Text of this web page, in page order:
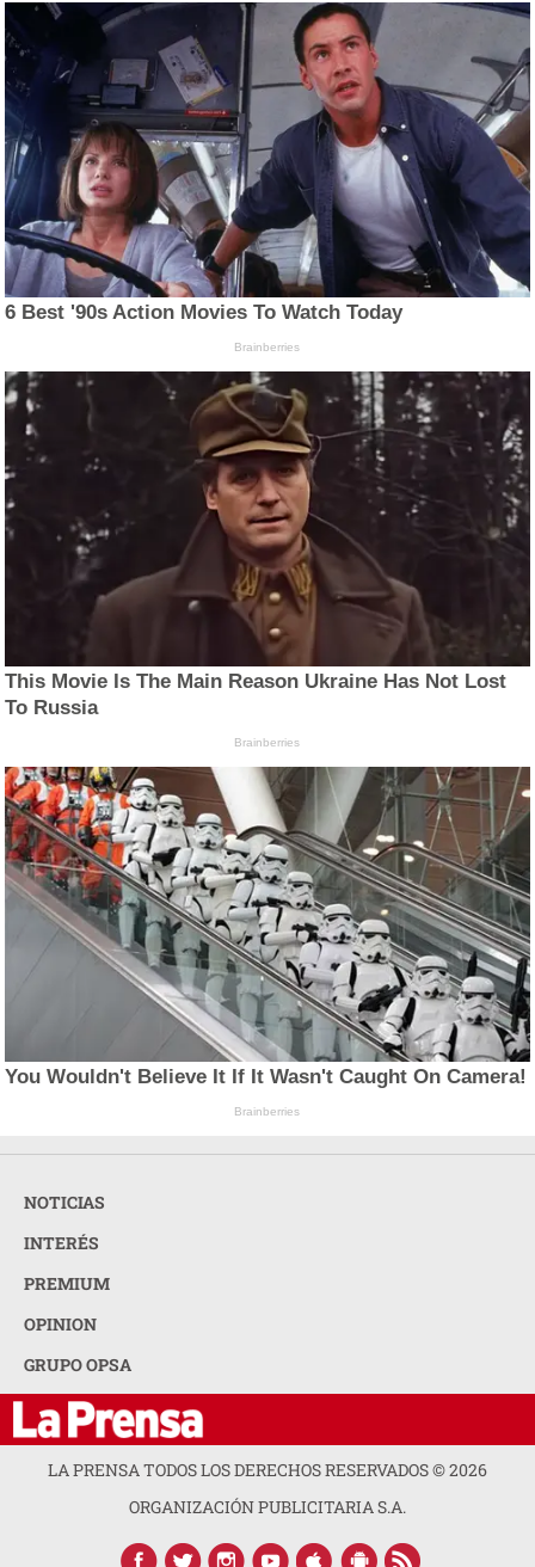
6 Best '90s Action Movies To Watch Today
Brainberries
This Movie Is The Main Reason Ukraine Has Not Lost
To Russia
Brainberries
You Wouldn't Believe It If It Wasn't Caught On Camera!
Brainberries
NOTICIAS
INTERÉS
PREMIUM
OPINION
GRUPO OPSA
LA PRENSA TODOS LOS DERECHOS RESERVADOS ©2026
ORGANIZACIÓN PUBLICITARIA S.A.